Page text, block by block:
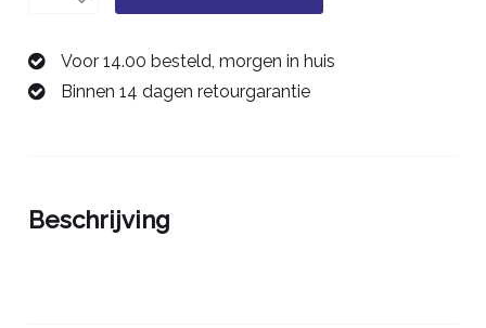
0068280
aantal
Voor 14.00 besteld, morgen in huis
Binnen 14 dagen retourgarantie
Beschrijving